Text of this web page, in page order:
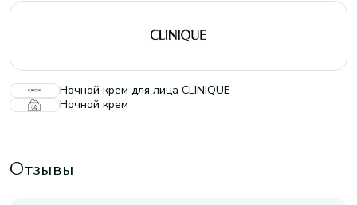
Ночной крем для лица CLINIQUE
Ночной крем
Отзывы